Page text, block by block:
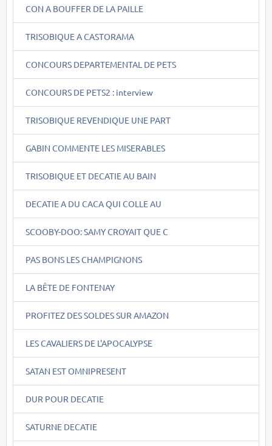
CON A BOUFFER DE LA PAILLE
TRISOBIQUE A CASTORAMA
CONCOURS DEPARTEMENTAL DE PETS
CONCOURS DE PETS2 : interview
TRISOBIQUE REVENDIQUE UNE PART
GABIN COMMENTE LES MISERABLES
TRISOBIQUE ET DECATIE AU BAIN
DECATIE A DU CACA QUI COLLE AU
SCOOBY-DOO: SAMY CROYAIT QUE C
PAS BONS LES CHAMPIGNONS
LA BÊTE DE FONTENAY
PROFITEZ DES SOLDES SUR AMAZON
LES CAVALIERS DE L'APOCALYPSE
SATAN EST OMNIPRESENT
DUR POUR DECATIE
SATURNE DECATIE